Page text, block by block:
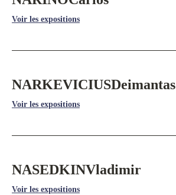
Voir les expositions
NARKEVICIUSDeimantas
Voir les expositions
NASEDKINVladimir
Voir les expositions